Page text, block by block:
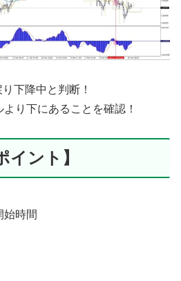
下降中と判断！
り下にあることを確認！
イント】
時間